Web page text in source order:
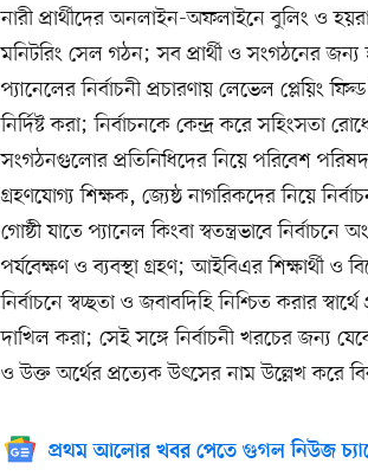
নারী প্রার্থীদের অনলাইন-অফলাইনে বুলিং ও
মনিটরিং সেল গঠন; সব প্রার্থী ও সংগঠনের জন্য
প্যানেলের নির্বাচনী প্রচারণায় লেভেল প্লেয়িং
নির্দিষ্ট করা; নির্বাচনকে কেন্দ্র করে সহিংসতা
সংগঠনগুলোর প্রতিনিধিদের নিয়ে পরিবেশ
গ্রহণযোগ্য শিক্ষক, জ্যেষ্ঠ নাগরিকদের নিয়ে
গোষ্ঠী যাতে প্যানেল কিংবা স্বতন্ত্রভাবে
পর্যবেক্ষণ ও ব্যবস্থা গ্রহণ; আইবিএর শিক্ষার্থী ও
নির্বাচনে স্বচ্ছতা ও জবাবদিহি নিশ্চিত করার
দাখিল করা; সেই সঙ্গে নির্বাচনী খরচের জন্য
ও উক্ত অর্থের প্রত্যেক উৎসের নাম উল্লেখ করে
প্রথম আলোর খবর পেতে গুগল নিউজ